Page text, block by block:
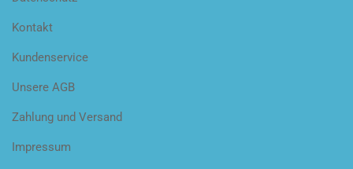
Kontakt
Kundenservice
Unsere AGB
Zahlung und Versand
Impressum